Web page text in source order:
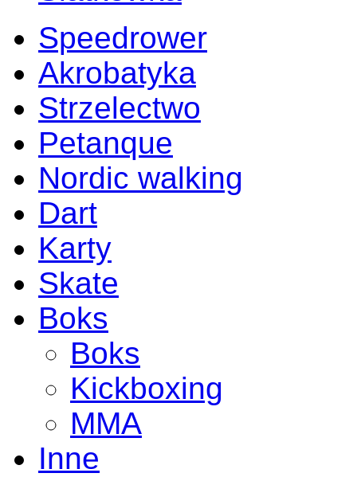
Speedrower
Akrobatyka
Strzelectwo
Petanque
Nordic walking
Dart
Karty
Skate
Boks
Boks
Kickboxing
MMA
Inne